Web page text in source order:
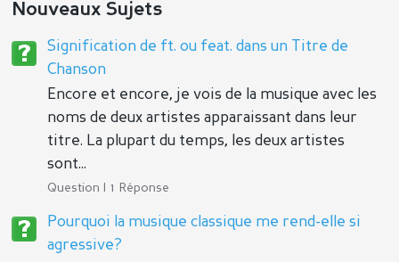
Nouveaux Sujets
Signification de ft. ou feat. dans un Titre de
Chanson
Encore et encore, je vois de la musique avec les
noms de deux artistes apparaissant dans leur
titre. La plupart du temps, les deux artistes
sont...
Question | 1 Réponse
Pourquoi la musique classique me rend-elle si
agressive?